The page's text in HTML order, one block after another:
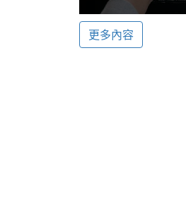
◎ 10 ATM 防水等
◎ 腕式光學心率
Wi-Fi
將開放心電圖功能
更多內容